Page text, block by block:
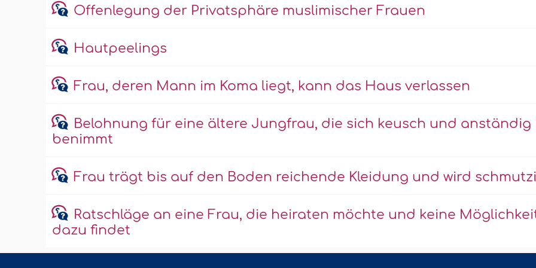
Offenlegung der Privatsphäre muslimischer Frauen
Hautpeelings
Frau, deren Mann im Koma liegt, kann das Haus verlassen
Belohnung für eine ältere Jungfrau, die sich keusch und anständig
benimmt
Frau trägt bis auf den Boden reichende Kleidung und wird
Ratschläge an eine Frau, die heiraten möchte und keine
dazu findet